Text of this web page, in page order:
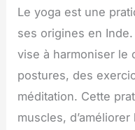
Le yoga est une
ses origines en Inde.
vise à harmoniser le
postures, des
méditation. Cette
muscles,